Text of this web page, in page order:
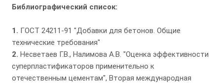
Библиографический список:
1. ГОСТ 24211-91 "Добавки для бетонов. Общие
технические требования"
2. Несветаев Г.В., Налимова А.В. "Оценка эффективности
суперпластификаторов применительно к
отечественным цементам", Вторая международная